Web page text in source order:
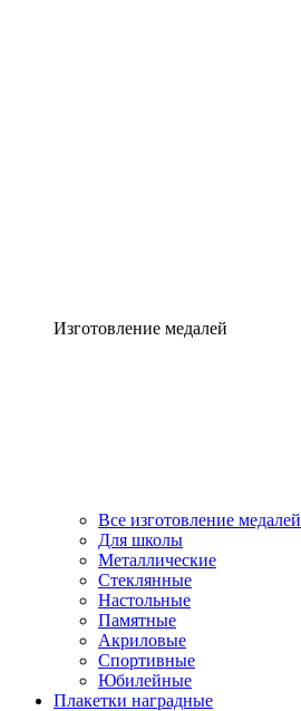
Изготовление медалей
Все изготовление медалей
Для школы
Металлические
Стеклянные
Настольные
Памятные
Акриловые
Спортивные
Юбилейные
Плакетки наградные